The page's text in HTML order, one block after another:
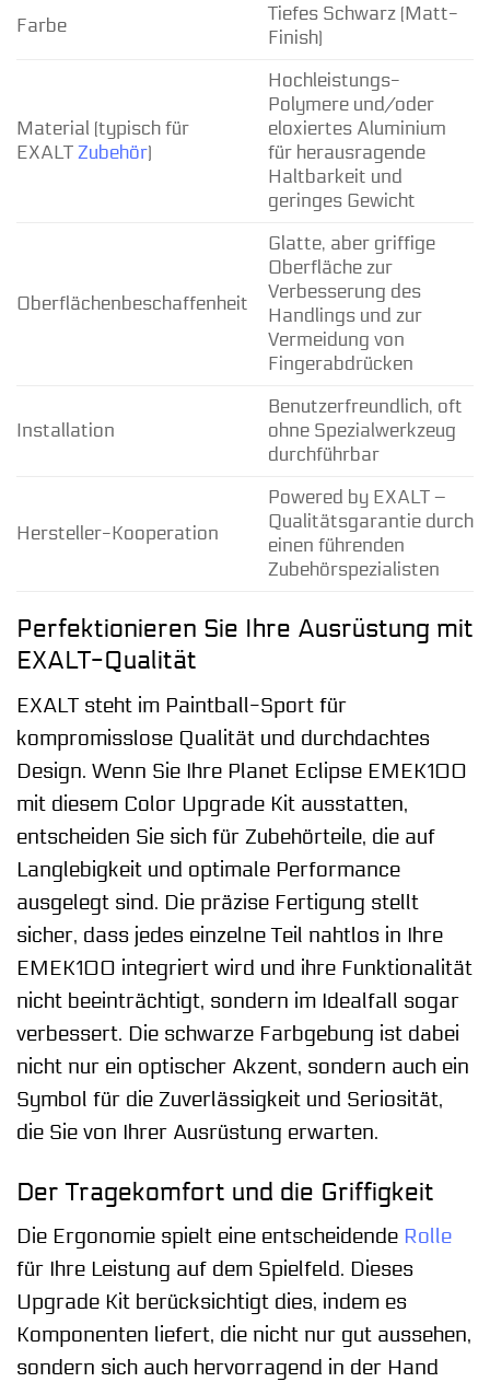
Farbe
Tiefes Schwarz (Matt-
Finish)
Material (typisch für
EXALTZubehör)
Hochleistungs-
Polymere und/oder
eloxiertes Aluminium
für herausragende
Haltbarkeit und
geringes Gewicht
Oberflächenbeschaffenheit
Glatte, aber griffige
Oberfläche zur
Verbesserung des
Handlings und zur
Vermeidung von
Fingerabdrücken
Installation
Benutzerfreundlich, oft
ohne Spezialwerkzeug
durchführbar
Hersteller-Kooperation
Powered by EXALT –
Qualitätsgarantie durch
einen führenden
Zubehörspezialisten
Perfektionieren Sie Ihre Ausrüstung mit
EXALT-Qualität
EXALT steht im Paintball-Sport für
kompromisslose Qualität und durchdachtes
Design. Wenn Sie Ihre Planet Eclipse EMEK100
mit diesem Color Upgrade Kit ausstatten,
entscheiden Sie sich für Zubehörteile, die auf
Langlebigkeit und optimale Performance
ausgelegt sind. Die präzise Fertigung stellt
sicher, dass jedes einzelne Teil nahtlos in Ihre
EMEK100 integriert wird und ihre Funktionalität
nicht beeinträchtigt, sondern im Idealfall sogar
verbessert. Die schwarze Farbgebung ist dabei
nicht nur ein optischer Akzent, sondern auch ein
Symbol für die Zuverlässigkeit und Seriosität,
die Sie von Ihrer Ausrüstung erwarten.
Der Tragekomfort und die Griffigkeit
Die Ergonomie spielt eine entscheidende Rolle
für Ihre Leistung auf dem Spielfeld. Dieses
Upgrade Kit berücksichtigt dies, indem es
Komponenten liefert, die nicht nur gut aussehen,
sondern sich auch hervorragend in der Hand